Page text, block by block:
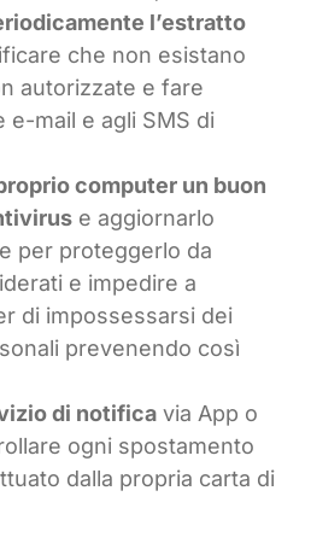
l’estratto
che non esistano
autorizzate e fare
e-mail e agli SMS di
computer un buon
e aggiornarlo
per proteggerlo da
e impedire a
di impossessarsi dei
prevenendo così
di notifica via App o
ogni spostamento
dalla propria carta di